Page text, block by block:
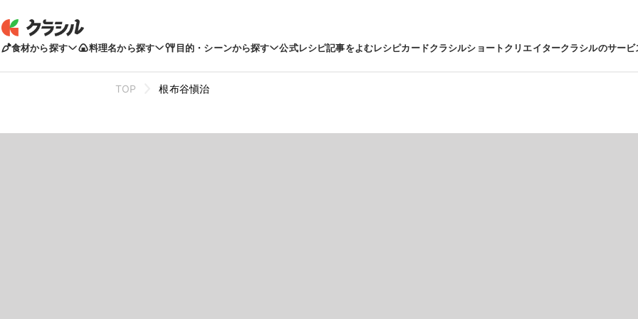
食材から探す 料理名から探す 目的・シーンから探す 公式レシピ記事をよむレシピカードクラシルショートクリエイタークラシルのサービ
TOP 根布谷愼治